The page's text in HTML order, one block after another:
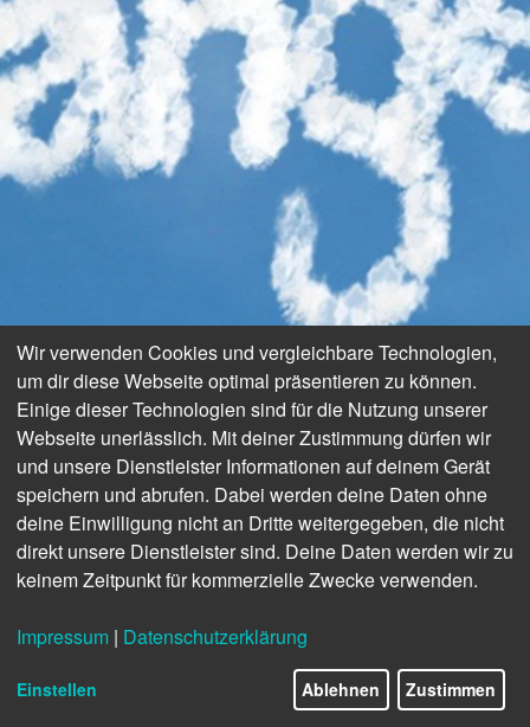
Wir verwenden Cookies und vergleichbare Technologien,
um dir diese Webseite optimal präsentieren zu können.
Einige dieser Technologien sind für die Nutzung unserer
Webseite unerlässlich. Mit deiner Zustimmung dürfen wir
und unsere Dienstleister Informationen auf deinem Gerät
speichern und abrufen. Dabei werden deine Daten ohne
deine Einwilligung nicht an Dritte weitergegeben, die nicht
direkt unsere Dienstleister sind. Deine Daten werden wir zu
keinem Zeitpunkt für kommerzielle Zwecke verwenden.
Impressum | Datenschutzerklärung
Einstellen Ablehnen Zustimmen